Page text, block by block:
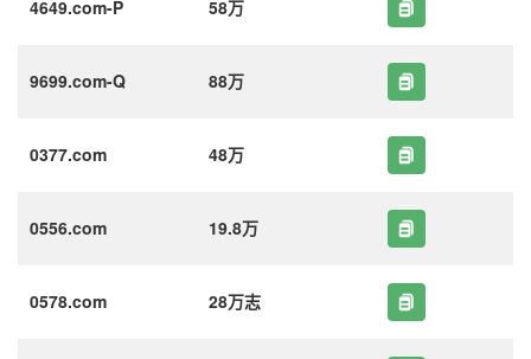
4649.com-P 58万
9699.com-Q 88万
0377.com 48万
0556.com 19.8万
0578.com 28万志